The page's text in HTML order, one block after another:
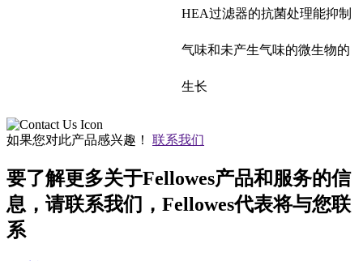
HEA过滤器的抗菌处理能抑制
气味和未产生气味的微生物的
生长
如果您对此产品感兴趣！ 联系我们
要了解更多关于Fellowes产品和服务的信
息，请联系我们，Fellowes代表将与您联
系